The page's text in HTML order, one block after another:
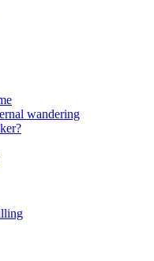
wandering